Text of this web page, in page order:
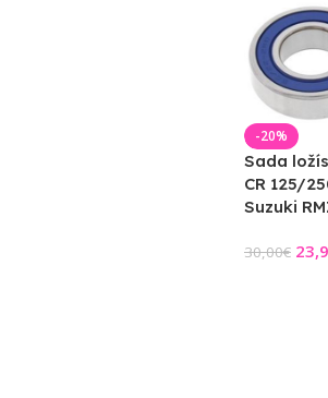
-20%
Sada
CR 125/
Suzuki
30,00€